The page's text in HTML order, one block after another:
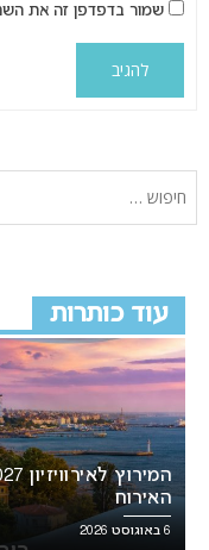
שמור בדפדפן זה את
עוד כותרות
האירוח
6 באוגוסט 2026